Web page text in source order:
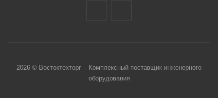
2026 © Востоктехторг – Комплексный поставщик инженерного
оборудования